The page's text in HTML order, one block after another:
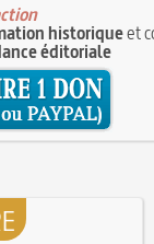
historiqueet
éditoriale